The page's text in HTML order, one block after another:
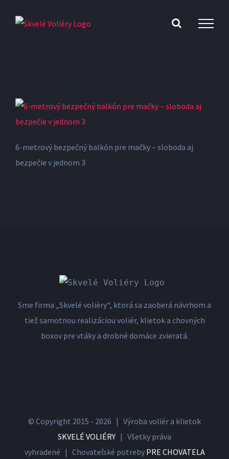
6-metrový bezpečný balkón pre mačky – sloboda aj
bezpečie v jednom 3
Sme firma „Skvelé voliéry“, ktorá sa zaoberá návrhom a
tiež samotnou realizáciou voliér, klietok a chovných
boxov pre vtáky a drobné domáce zvieratá.
© Copyright 2015 - 2026 | Výroba voliér a klietok
SKVELÉ VOLIÉRY | Všetky práva
vyhradené | Chovateľské potreby PRE CHOVATELA